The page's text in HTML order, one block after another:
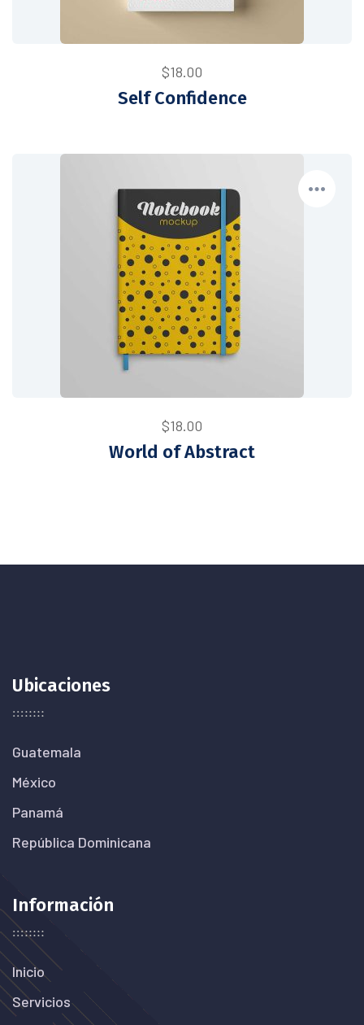
$18.00
Self Confidence
$18.00
World of Abstract
Ubicaciones
Guatemala
México
Panamá
República Dominicana
Información
Inicio
Servicios